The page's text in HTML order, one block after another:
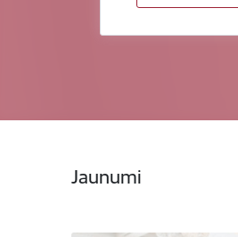
Jaunumi